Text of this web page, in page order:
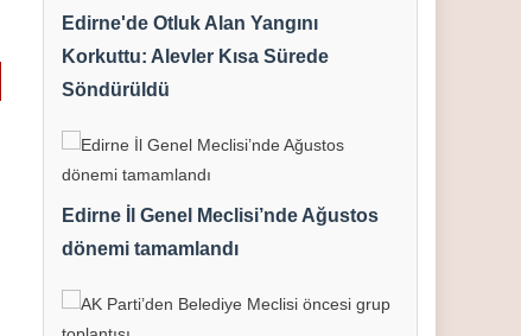
Edirne'de Otluk Alan Yangını
Korkuttu: Alevler Kısa Sürede
Söndürüldü
Edirne İl Genel Meclisi’nde Ağustos
dönemi tamamlandı